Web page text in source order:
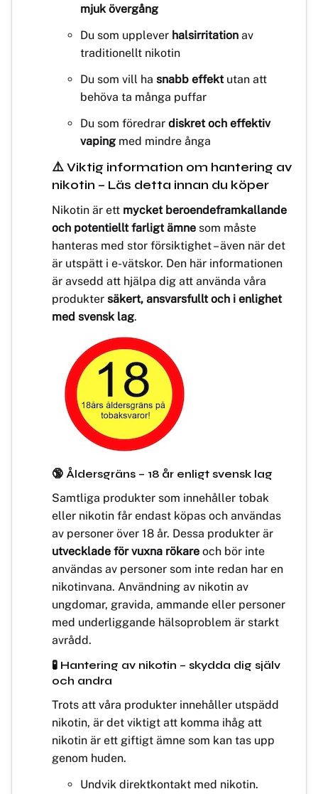
mjuk övergång
Du som upplever halsirritation av
traditionellt nikotin
Du som vill ha snabb effektutan att
behöva ta många puffar
Du som föredrar diskret och effektiv
vaping med mindre ånga
⚠️ Viktig information om hantering av
nikotin – Läs detta innan du köper
Nikotin är ett mycket beroendeframkallande
och potentiellt farligt ämne som måste
hanteras med stor försiktighet – även när det
är utspätt i e-vätskor. Den här informationen
är avsedd att hjälpa dig att använda våra
produkter säkert, ansvarsfullt och i enlighet
med svensk lag.
🔞 Åldersgräns – 18 år enligt svensk lag
Samtliga produkter som innehåller tobak
eller nikotin får endast köpas och användas
av personer över 18 år. Dessa produkter är
utvecklade för vuxna rökare och bör inte
användas av personer som inte redan har en
nikotinvana. Användning av nikotin av
ungdomar, gravida, ammande eller personer
med underliggande hälsoproblem är starkt
avrådd.
🧪 Hantering av nikotin – skydda dig själv
och andra
Trots att våra produkter innehåller utspädd
nikotin, är det viktigt att komma ihåg att
nikotin är ett giftigt ämne som kan tas upp
genom huden.
Undvik direktkontakt med nikotin.